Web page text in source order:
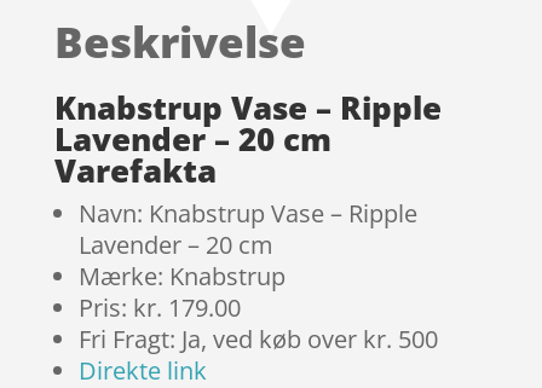
kundebedø
Beskrivelse
Knabstrup Vase – Ripple
Lavender – 20 cm
Varefakta
Navn: Knabstrup Vase – Ripple
Lavender – 20 cm
Mærke: Knabstrup
Pris: kr. 179.00
Fri Fragt: Ja, ved køb over kr. 500
Direkte link